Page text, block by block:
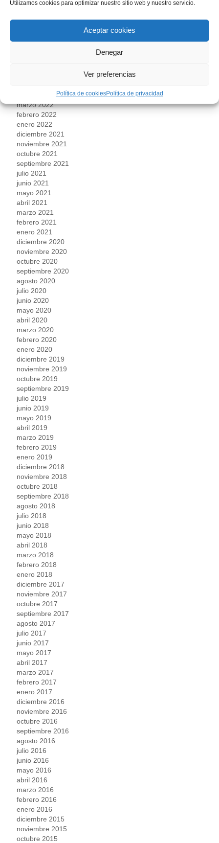
Utilizamos cookies para optimizar nuestro sitio web y nuestro servicio.
Aceptar cookies
Denegar
Ver preferencias
Política de cookiesPolítica de privacidad
enero 2023
marzo 2022
febrero 2022
enero 2022
diciembre 2021
noviembre 2021
octubre 2021
septiembre 2021
julio 2021
junio 2021
mayo 2021
abril 2021
marzo 2021
febrero 2021
enero 2021
diciembre 2020
noviembre 2020
octubre 2020
septiembre 2020
agosto 2020
julio 2020
junio 2020
mayo 2020
abril 2020
marzo 2020
febrero 2020
enero 2020
diciembre 2019
noviembre 2019
octubre 2019
septiembre 2019
julio 2019
junio 2019
mayo 2019
abril 2019
marzo 2019
febrero 2019
enero 2019
diciembre 2018
noviembre 2018
octubre 2018
septiembre 2018
agosto 2018
julio 2018
junio 2018
mayo 2018
abril 2018
marzo 2018
febrero 2018
enero 2018
diciembre 2017
noviembre 2017
octubre 2017
septiembre 2017
agosto 2017
julio 2017
junio 2017
mayo 2017
abril 2017
marzo 2017
febrero 2017
enero 2017
diciembre 2016
noviembre 2016
octubre 2016
septiembre 2016
agosto 2016
julio 2016
junio 2016
mayo 2016
abril 2016
marzo 2016
febrero 2016
enero 2016
diciembre 2015
noviembre 2015
octubre 2015